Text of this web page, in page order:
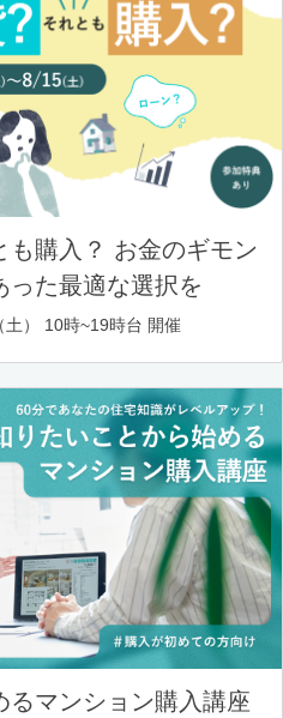
も購入？ お金のギモン
った最適な選択を
） 10時~19時台 開催
るマンション購入講座